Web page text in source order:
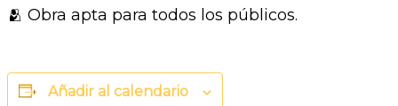
🫂 Obra apta para todos los públicos.
Añadir al calendario